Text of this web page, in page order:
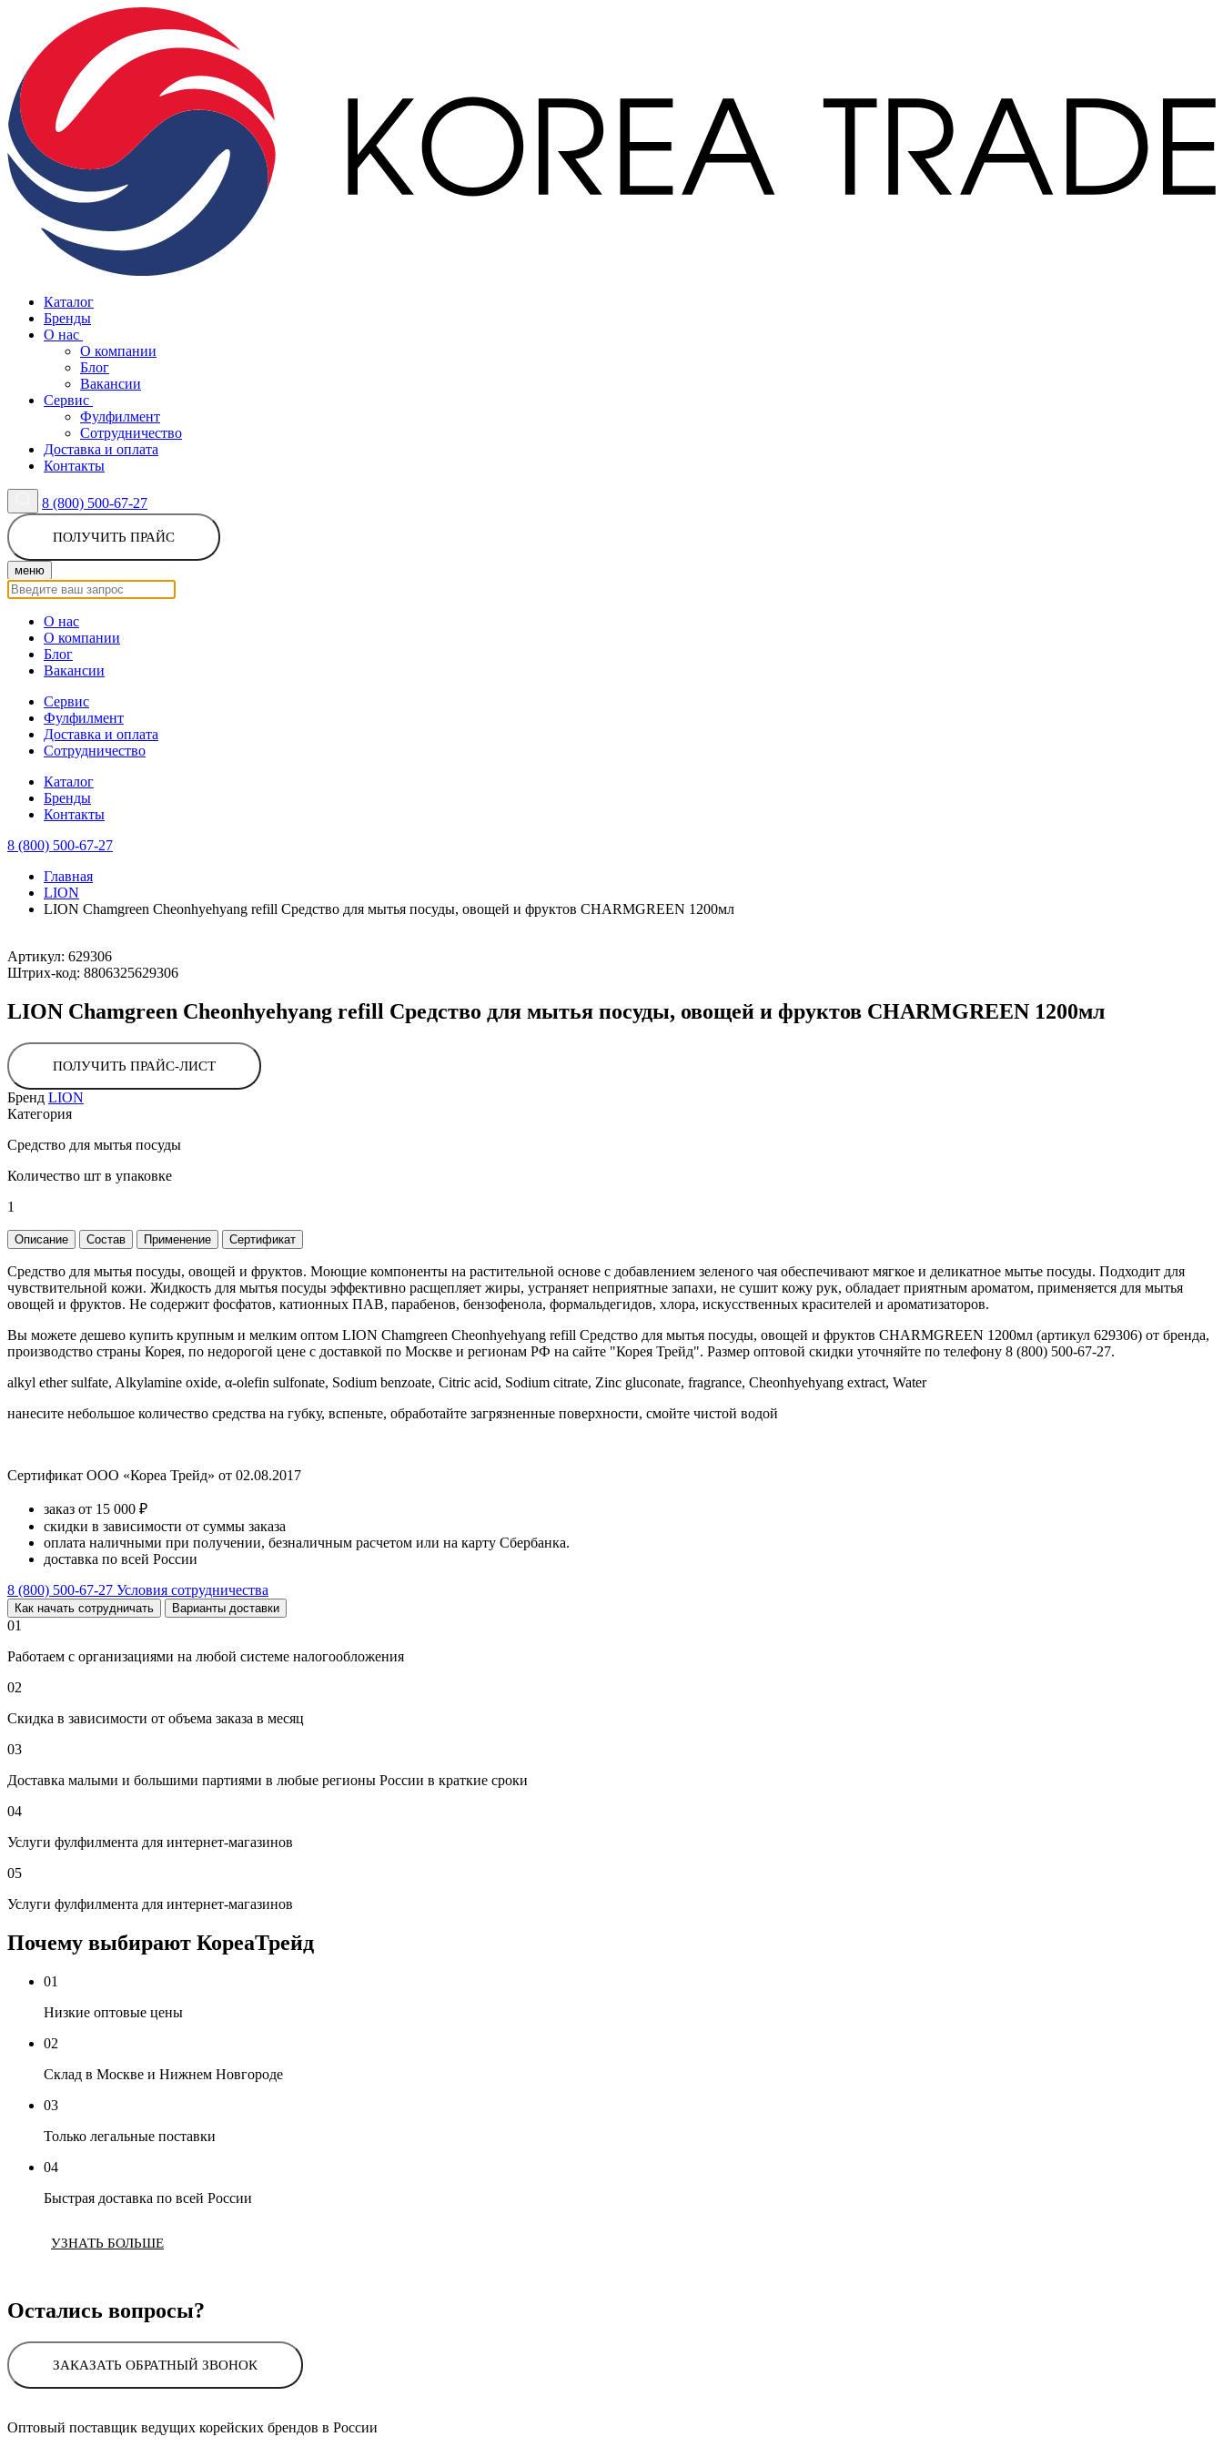
Каталог
Бренды
О нас
О компании
Блог
Вакансии
Сервис
Фулфилмент
Сотрудничество
Доставка и оплата
Контакты
8 (800) 500-67-27
ПОЛУЧИТЬ ПРАЙС
меню
О нас
О компании
Блог
Вакансии
Сервис
Фулфилмент
Доставка и оплата
Сотрудничество
Каталог
Бренды
Контакты
8 (800) 500-67-27
Главная
LION
LION Chamgreen Cheonhyehyang refill Средство для мытья посуды, овощей и фруктов CHARMGREEN 1200мл
Артикул: 629306
Штрих-код: 8806325629306
LION Chamgreen Cheonhyehyang refill Средство для мытья посуды, овощей и фруктов CHARMGREEN 1200мл
ПОЛУЧИТЬ ПРАЙС-ЛИСТ
Бренд LION
Категория
Средство для мытья посуды
Количество шт в упаковке
1
Описание Состав Применение Сертификат
Средство для мытья посуды, овощей и фруктов. Моющие компоненты на растительной основе с добавлением зеленого чая обеспечивают мягкое и деликатное мытье посуды. Подходит для
чувствительной кожи. Жидкость для мытья посуды эффективно расщепляет жиры, устраняет неприятные запахи, не сушит кожу рук, обладает приятным ароматом, применяется для мытья
овощей и фруктов. Не содержит фосфатов, катионных ПАВ, парабенов, бензофенола, формальдегидов, хлора, искусственных красителей и ароматизаторов.
Вы можете дешево купить крупным и мелким оптом LION Chamgreen Cheonhyehyang refill Средство для мытья посуды, овощей и фруктов CHARMGREEN 1200мл (артикул 629306) от бренда,
производство страны Корея, по недорогой цене с доставкой по Москве и регионам РФ на сайте "Корея Трейд". Размер оптовой скидки уточняйте по телефону 8 (800) 500-67-27.
alkyl ether sulfate, Alkylamine oxide, α-olefin sulfonate, Sodium benzoate, Citric acid, Sodium citrate, Zinc gluconate, fragrance, Cheonhyehyang extract, Water
нанесите небольшое количество средства на губку, вспеньте, обработайте загрязненные поверхности, смойте чистой водой
Сертификат ООО «Кореа Трейд» от 02.08.2017
заказ от 15 000 ₽
скидки в зависимости от суммы заказа
оплата наличными при получении, безналичным расчетом или на карту Сбербанка.
доставка по всей России
8 (800) 500-67-27 Условия сотрудничества
Как начать сотрудничать Варианты доставки
01
Работаем с организациями на любой системе налогообложения
02
Скидка в зависимости от объема заказа в месяц
03
Доставка малыми и большими партиями в любые регионы России в краткие сроки
04
Услуги фулфилмента для интернет-магазинов
05
Услуги фулфилмента для интернет-магазинов
Почему выбирают КореаТрейд
01
Низкие оптовые цены
02
Склад в Москве и Нижнем Новгороде
03
Только легальные поставки
04
Быстрая доставка по всей России
УЗНАТЬ БОЛЬШЕ
Остались вопросы?
ЗАКАЗАТЬ ОБРАТНЫЙ ЗВОНОК
Оптовый поставщик ведущих корейских брендов в России